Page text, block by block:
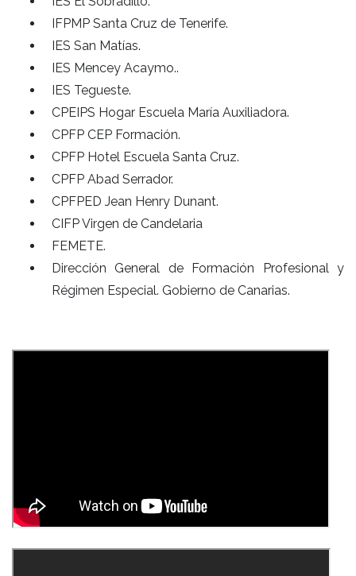
IFPMP Santa Cruz de Tenerife.
IES San Matías.
IES Mencey Acaymo..
IES Tegueste.
CPEIPS Hogar Escuela María Auxiliadora.
CPFP CEP Formación.
CPFP Hotel Escuela Santa Cruz.
CPFP Abad Serrador.
CPFPED Jean Henry Dunant.
CIFP Virgen de Candelaria
FEMETE.
Dirección General de Formación Profesional y
Régimen Especial. Gobierno de Canarias.